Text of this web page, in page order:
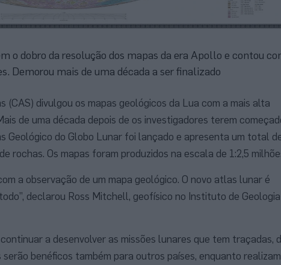
o dobro da resolução dos mapas da era Apollo e contou
Demorou mais de uma década a ser finalizado
(CAS) divulgou os mapas geológicos da Lua com a mais alta
de uma década depois de os investigadores terem
Geológico do Globo Lunar foi lançado e apresenta um total
rochas. Os mapas foram produzidos na escala de 1:2,5
a observação de um mapa geológico. O novo atlas lunar é
declarou Ross Mitchell, geofísico no Instituto de
a desenvolver as missões lunares que tem traçadas,
serão benéficos também para outros países, enquanto realizam